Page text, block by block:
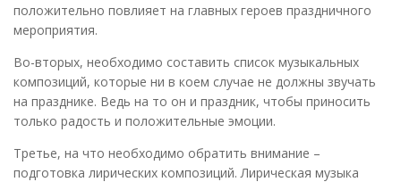
положительно повлияет на главных героев праздничного
мероприятия.
Во-вторых, необходимо составить список музыкальных
композиций, которые ни в коем случае не должны звучать
на празднике. Ведь на то он и праздник, чтобы приносить
только радость и положительные эмоции.
Третье, на что необходимо обратить внимание –
подготовка лирических композиций. Лирическая музыка